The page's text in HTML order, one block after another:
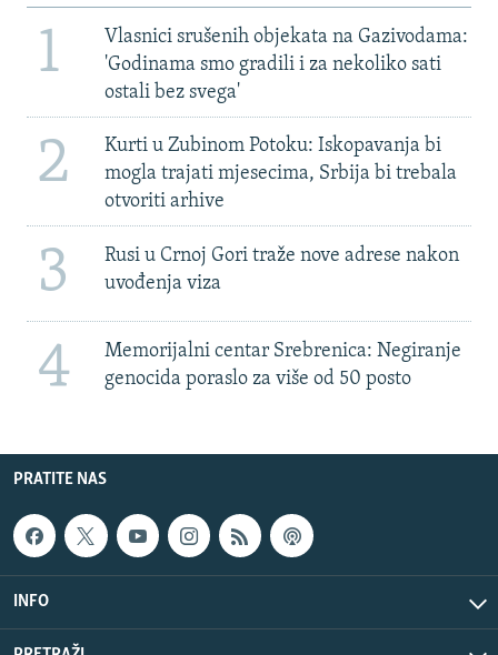
1
Vlasnici srušenih objekata na Gazivodama:
'Godinama smo gradili i za nekoliko sati
ostali bez svega'
2
Kurti u Zubinom Potoku: Iskopavanja bi
mogla trajati mjesecima, Srbija bi trebala
otvoriti arhive
3
Rusi u Crnoj Gori traže nove adrese nakon
uvođenja viza
4
Memorijalni centar Srebrenica: Negiranje
genocida poraslo za više od 50 posto
PRATITE NAS
INFO